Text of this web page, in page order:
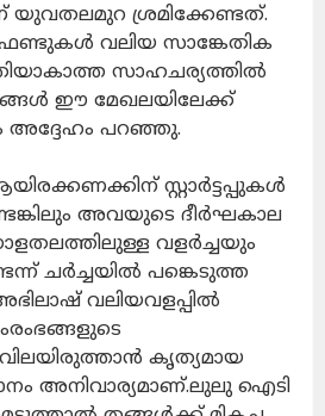
യുവതലമുറ ശ്രമിക്കേണ്ടത്.
ഫണ്ടുകൾ വലിയ സാങ്കേതിക
സാഹചര്യത്തിൽ
ഈ മേഖലയിലേക്ക്
അദ്ദേഹം പറഞ്ഞു.
സ്റ്റാർട്ടപ്പുകൾ
അവയുടെ ദീർഘകാല
വളർച്ചയും
ചർച്ചയിൽ പങ്കെടുത്ത
വലിയവളപ്പിൽ
കൃത്യമായ
അനിവാര്യമാണ്.ലുലു ഐടി